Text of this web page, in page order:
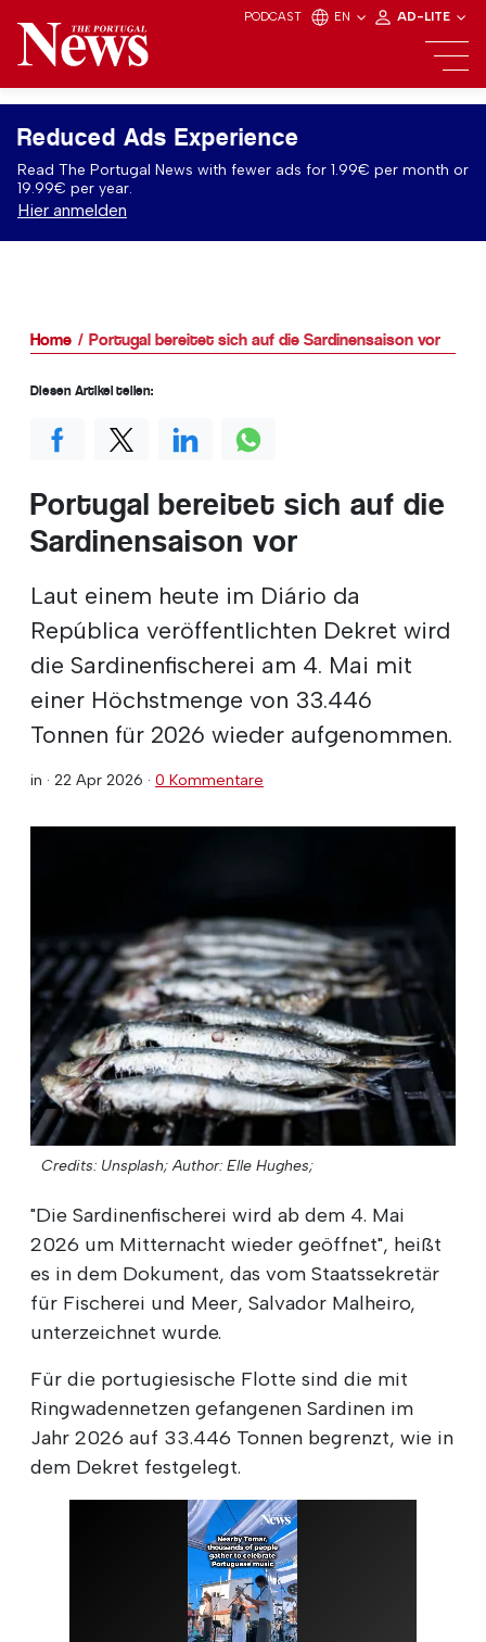
PODCAST EN AD-LITE
Reduced Ads Experience
Read The Portugal News with fewer ads for 1.99€ per month or
19.99€ per year.
Hier anmelden
Home Portugal bereitet sich auf die Sardinensaison vor
Portugal bereitet sich auf die
Sardinensaison vor
Laut einem heute im Diário da
República veröffentlichten Dekret wird
die Sardinenfischerei am 4. Mai mit
einer Höchstmenge von 33.446
Tonnen für 2026 wieder aufgenommen.
in · 22 Apr 2026 · 0 Kommentare
Credits: Unsplash; Author: Elle Hughes;
"Die Sardinenfischerei wird ab dem 4. Mai
2026 um Mitternacht wieder geöffnet", heißt
es in dem Dokument, das vom Staatssekretär
für Fischerei und Meer, Salvador Malheiro,
unterzeichnet wurde.
Für die portugiesische Flotte sind die mit
Ringwadennetzen gefangenen Sardinen im
Jahr 2026 auf 33.446 Tonnen begrenzt, wie in
dem Dekret festgelegt.
Diesen Artikel teilen: